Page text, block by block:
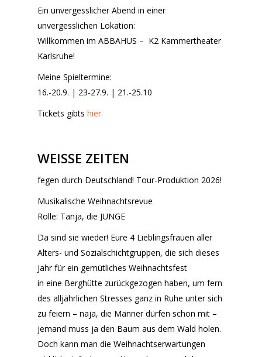
Ein unvergesslicher Abend in einer
unvergesslichen Lokation:
Willkommen im ABBAHUS – K2 Kammertheater
Karlsruhe!
Meine Spieltermine:
16.-20.9. | 23-27.9. | 21.-25.10
Tickets gibtshier.
WEISSE ZEITEN
fegen durch Deutschland! Tour-Produktion 2026!
Musikalische Weihnachtsrevue
Rolle: Tanja, die JUNGE
Da sind sie wieder! Eure 4 Lieblingsfrauen aller
Alters- und Sozialschichtgruppen, die sich dieses
Jahr für ein gemütliches Weihnachtsfest
in eine Berghütte zurückgezogen haben, um fern
des alljährlichen Stresses ganz in Ruhe unter sich
zu feiern – naja, die Männer dürfen schon mit –
jemand muss ja den Baum aus dem Wald holen.
Doch kann man die Weihnachtserwartungen